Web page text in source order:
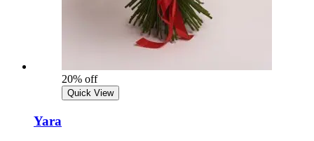
20% off
Quick View
Yara